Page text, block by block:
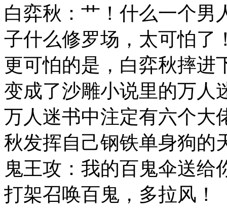
白弈秋：艹！什么一个男
子什么修罗场，太可怕了
更可怕的是，白弈秋摔进
变成了沙雕小说里的万人
万人迷书中注定有六个大
秋发挥自己钢铁单身狗的
鬼王攻：我的百鬼伞送给
打架召唤百鬼，多拉风！